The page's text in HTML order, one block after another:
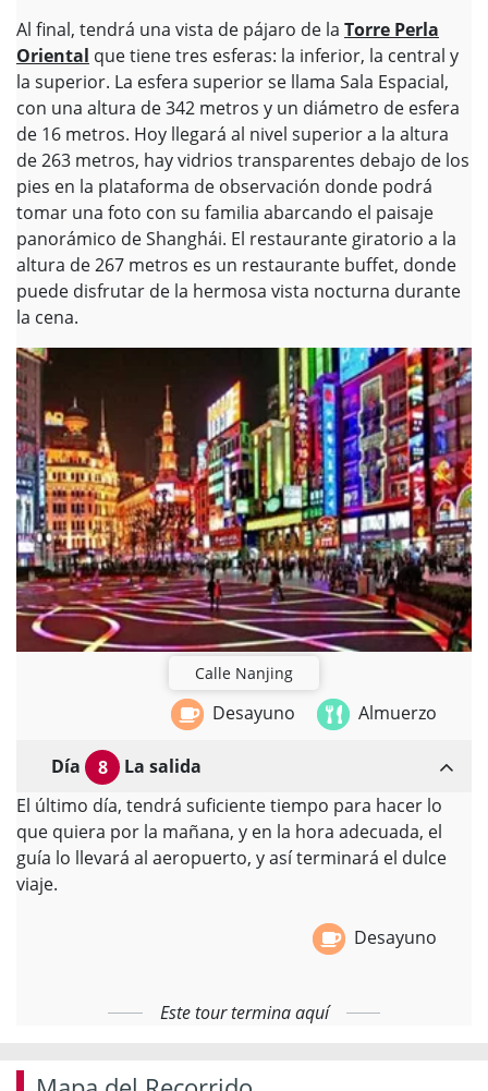
Al final, tendrá una vista de pájaro de la Torre Perla
Oriental que tiene tres esferas: la inferior, la central y
la superior. La esfera superior se llama Sala Espacial,
con una altura de 342 metros y un diámetro de esfera
de 16 metros. Hoy llegará al nivel superior a la altura
de 263 metros, hay vidrios transparentes debajo de los
pies en la plataforma de observación donde podrá
tomar una foto con su familia abarcando el paisaje
panorámico de Shanghái. El restaurante giratorio a la
altura de 267 metros es un restaurante buffet, donde
puede disfrutar de la hermosa vista nocturna durante
la cena.
Calle Nanjing
Desayuno Almuerzo
Día 8
La salida
El último día, tendrá suficiente tiempo para hacer lo
que quiera por la mañana, y en la hora adecuada, el
guía lo llevará al aeropuerto, y así terminará el dulce
viaje.
Desayuno
Este tour termina aquí